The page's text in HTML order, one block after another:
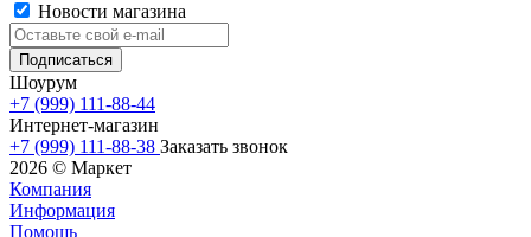
Новости магазина
Шоурум
+7 (999) 111-88-44
Интернет-магазин
+7 (999) 111-88-38 Заказать звонок
2026 © Маркет
Компания
Информация
Помощь